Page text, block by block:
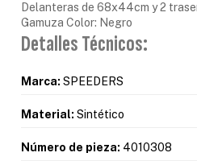
Delanteras de 68x44cm y 2
Gamuza Color: Negro
Detalles Técnicos:
Marca: SPEEDERS
Material: Sintético
Número de pieza: 4010308